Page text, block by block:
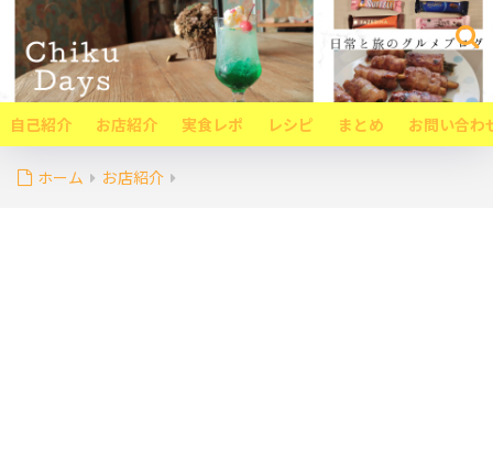
自己紹介 お店紹介 実食レポ レシピ まとめ お問い合わ
ホーム お店紹介